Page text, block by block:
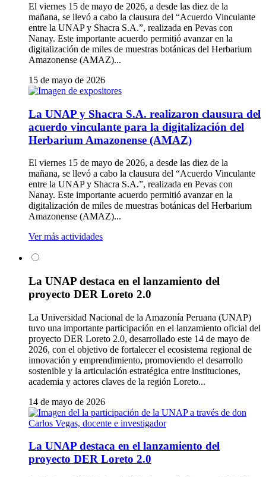
El viernes 15 de mayo de 2026, a desde las diez de la
mañana, se llevó a cabo la clausura del “Acuerdo Vinculante
entre la UNAP y Shacra S.A.”, realizada en Pevas con
Nanay. Este importante acuerdo permitió avanzar en la
digitalización de miles de muestras botánicas del Herbarium
Amazonense (AMAZ)...
15 de mayo de 2026
La UNAP y Shacra S.A. realizaron clausura del
acuerdo vinculante para la digitalización del
Herbarium Amazonense (AMAZ)
El viernes 15 de mayo de 2026, a desde las diez de la
mañana, se llevó a cabo la clausura del “Acuerdo Vinculante
entre la UNAP y Shacra S.A.”, realizada en Pevas con
Nanay. Este importante acuerdo permitió avanzar en la
digitalización de miles de muestras botánicas del Herbarium
Amazonense (AMAZ)...
Ver más actividades
La UNAP destaca en el lanzamiento del
proyecto DER Loreto 2.0
La Universidad Nacional de la Amazonía Peruana (UNAP)
tuvo una importante participación en el lanzamiento oficial del
proyecto DER Loreto 2.0, desarrollado este 14 de mayo de
2026, con el objetivo de fortalecer el ecosistema regional de
innovación y emprendimiento, promoviendo el desarrollo
sostenible y la articulación estratégica entre instituciones,
academia y actores claves de la región Loreto...
14 de mayo de 2026
La UNAP destaca en el lanzamiento del
proyecto DER Loreto 2.0